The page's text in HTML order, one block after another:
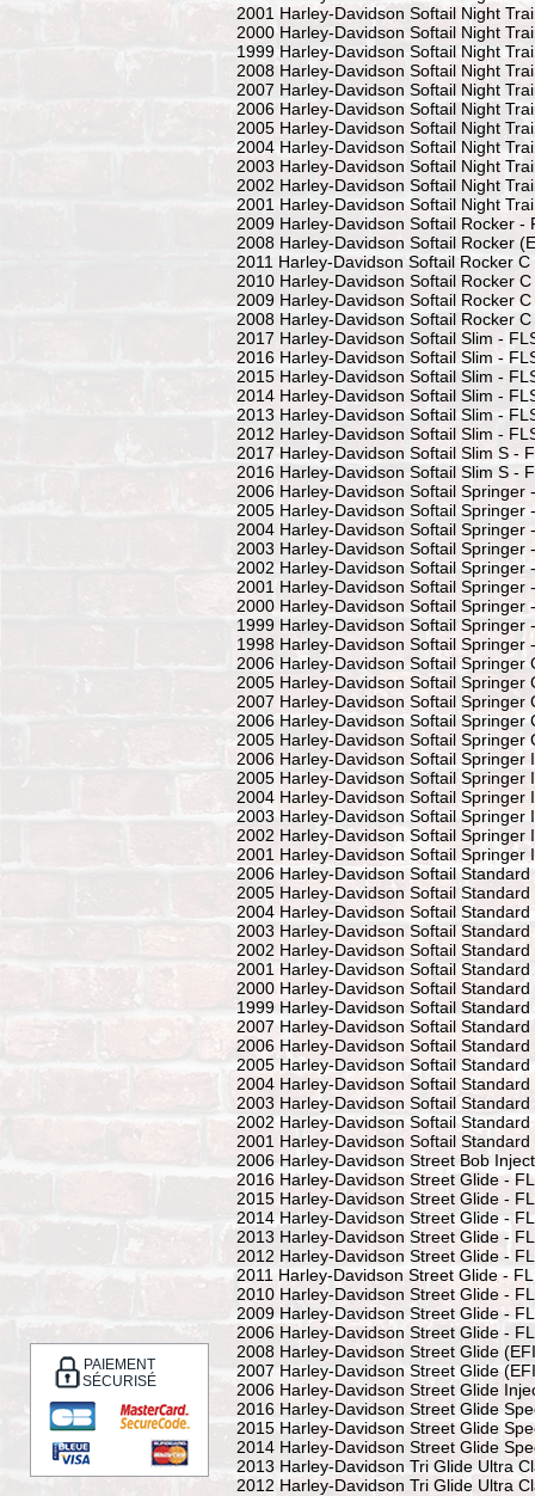
PAIEMENT
SÉCURISÉ
2001 Harley-Davidson Softail Night
2000 Harley-Davidson Softail Night
1999 Harley-Davidson Softail Night
2008 Harley-Davidson Softail Night
2007 Harley-Davidson Softail Night
2006 Harley-Davidson Softail Night
2005 Harley-Davidson Softail Night
2004 Harley-Davidson Softail Night
2003 Harley-Davidson Softail Night
2002 Harley-Davidson Softail Night
2001 Harley-Davidson Softail Night
2009 Harley-Davidson Softail Rocker -
2008 Harley-Davidson Softail Rocker
2011 Harley-Davidson Softail Rocker C
2010 Harley-Davidson Softail Rocker
2009 Harley-Davidson Softail Rocker
2008 Harley-Davidson Softail Rocker
2017 Harley-Davidson Softail Slim -
2016 Harley-Davidson Softail Slim -
2015 Harley-Davidson Softail Slim -
2014 Harley-Davidson Softail Slim -
2013 Harley-Davidson Softail Slim -
2012 Harley-Davidson Softail Slim -
2017 Harley-Davidson Softail Slim S -
2016 Harley-Davidson Softail Slim S -
2006 Harley-Davidson Softail Springer
2005 Harley-Davidson Softail Springer
2004 Harley-Davidson Softail Springer
2003 Harley-Davidson Softail Springer
2002 Harley-Davidson Softail Springer
2001 Harley-Davidson Softail Springer
2000 Harley-Davidson Softail Springer
1999 Harley-Davidson Softail Springer
1998 Harley-Davidson Softail Springer
2006 Harley-Davidson Softail Springer
2005 Harley-Davidson Softail Springer
2007 Harley-Davidson Softail Springer
2006 Harley-Davidson Softail Springer
2005 Harley-Davidson Softail Springer
2006 Harley-Davidson Softail Springer
2005 Harley-Davidson Softail Springer
2004 Harley-Davidson Softail Springer
2003 Harley-Davidson Softail Springer
2002 Harley-Davidson Softail Springer
2001 Harley-Davidson Softail Springer
2006 Harley-Davidson Softail Standard
2005 Harley-Davidson Softail Standard
2004 Harley-Davidson Softail Standard
2003 Harley-Davidson Softail Standard
2002 Harley-Davidson Softail Standard
2001 Harley-Davidson Softail Standard
2000 Harley-Davidson Softail Standard
1999 Harley-Davidson Softail Standard
2007 Harley-Davidson Softail
2006 Harley-Davidson Softail
2005 Harley-Davidson Softail
2004 Harley-Davidson Softail
2003 Harley-Davidson Softail
2002 Harley-Davidson Softail
2001 Harley-Davidson Softail
2006 Harley-Davidson Street Bob
2016 Harley-Davidson Street Glide -
2015 Harley-Davidson Street Glide -
2014 Harley-Davidson Street Glide -
2013 Harley-Davidson Street Glide -
2012 Harley-Davidson Street Glide -
2011 Harley-Davidson Street Glide -
2010 Harley-Davidson Street Glide -
2009 Harley-Davidson Street Glide -
2006 Harley-Davidson Street Glide -
2008 Harley-Davidson Street Glide
2007 Harley-Davidson Street Glide
2006 Harley-Davidson Street Glide
2016 Harley-Davidson Street Glide
2015 Harley-Davidson Street Glide
2014 Harley-Davidson Street Glide
2013 Harley-Davidson Tri Glide Ultra
2012 Harley-Davidson Tri Glide Ultra